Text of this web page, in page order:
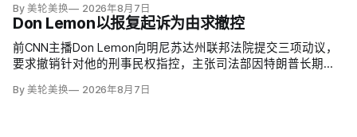
规。
By 美轮美换 2026年8月7日
Don Lemon以报复起诉为由求撤控
前CNN主播Don Lemon向明尼苏达州联邦法院提交三项动议，
要求撤销针对他的刑事民权指控，主张司法部因特朗普长期敌
为犯罪。
By 美轮美换 2026年8月7日